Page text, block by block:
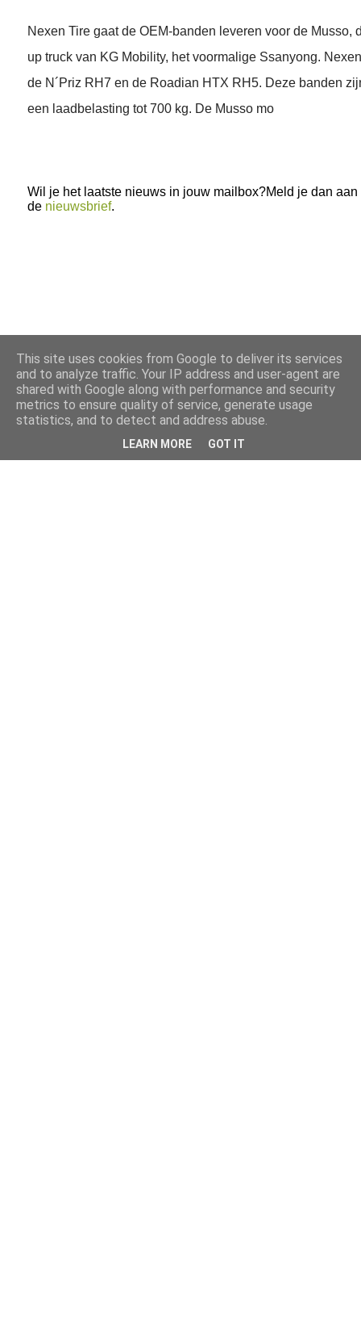
Nexen Tire gaat de OEM-banden leveren voor de Musso,
up truck van KG Mobility, het voormalige Ssanyong.
de N´Priz RH7 en de Roadian HTX RH5. Deze banden
een laadbelasting tot 700 kg. De Musso mo
Wil je het laatste nieuws in jouw mailbox?Meld je dan aan
de nieuwsbrief.
This site uses cookies from Google to deliver its services
and to analyze traffic. Your IP address and user-agent are
shared with Google along with performance and security
metrics to ensure quality of service, generate usage
statistics, and to detect and address abuse.
LEARN MORE GOT IT